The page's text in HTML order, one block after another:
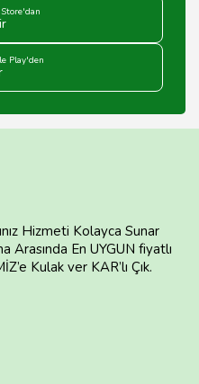
Play'den
Hizmeti Kolayca Sunar
En UYGUN fiyatlı
Kulak ver KAR’lı Çık.